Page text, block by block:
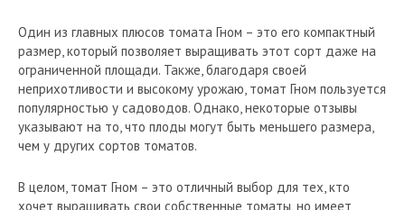
Один из главных плюсов томата Гном – это его компактный
размер, который позволяет выращивать этот сорт даже на
ограниченной площади. Также, благодаря своей
неприхотливости и высокому урожаю, томат Гном пользуется
популярностью у садоводов. Однако, некоторые отзывы
указывают на то, что плоды могут быть меньшего размера,
чем у других сортов томатов.
В целом, томат Гном – это отличный выбор для тех, кто
хочет выращивать свои собственные томаты, но имеет